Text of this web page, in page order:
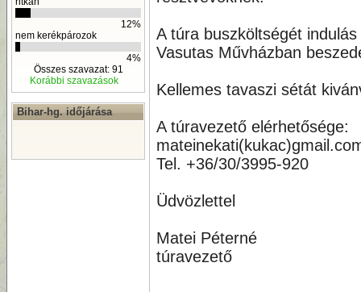
12%
nem kerékpározok
4%
Összes szavazat: 91
Korábbi szavazások
Bihar-hg. időjárása
A túra buszköltségét
Vasutas Művházban
Kellemes tavaszi sétát
A túravezető elérhetősége:
Tel. +36/30/3995-920
Üdvözlettel
Matei Péterné
túravezető